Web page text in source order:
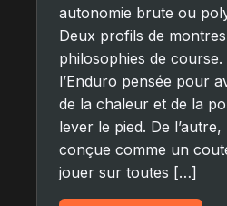
autonomie brute ou
Deux profils de
philosophies de course.
l’Enduro pensée pour
de la chaleur et de la
lever le pied. De
conçue comme un
jouer sur toutes […]